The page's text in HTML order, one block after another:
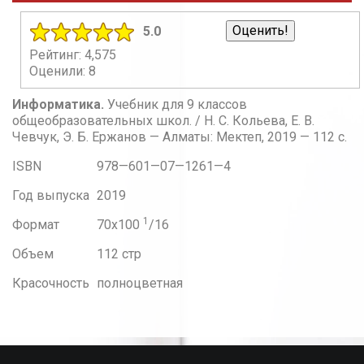
5.0
Рейтинг: 4,575
Оценили: 8
Информатика. Учебник для 9 классов
общеобразовательных школ. / Н. С. Кольева, Е. В.
Чевчук, Э. Б. Ержанов — Алматы: Мектеп, 2019 — 112 с.
ISBN
978—601—07—1261—4
Год выпуска 2019
Формат
70x100 1 /16
Объем
112 стр
Красочность полноцветная